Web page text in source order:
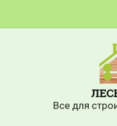
Все для